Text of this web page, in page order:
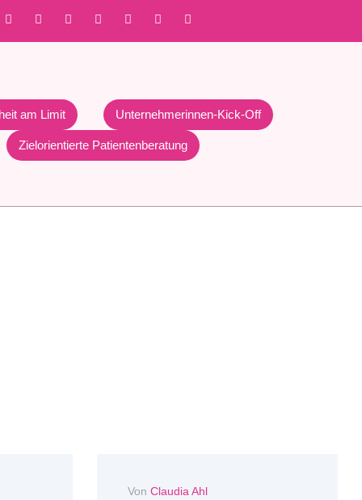
am Limit Unternehmerinnen-Kick-Off
Zielorientierte Patientenberatung
Von Claudia Ahl